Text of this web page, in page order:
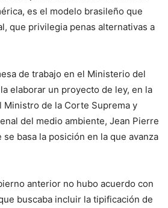
es el modelo brasileño que
que privilegia penas alternativas a
de trabajo en el Ministerio del
elaborar un proyecto de ley, en la
de la Corte Suprema y
del medio ambiente, Jean Pierre
basa la posición en la que avanza
anterior no hubo acuerdo con
buscaba incluir la tipificación de